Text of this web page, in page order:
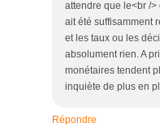
attendre que le<br /
ait été suffisamment
et les taux ou les
absolument rien. A
monétaires tendent
inquiète de plus en
Répondre